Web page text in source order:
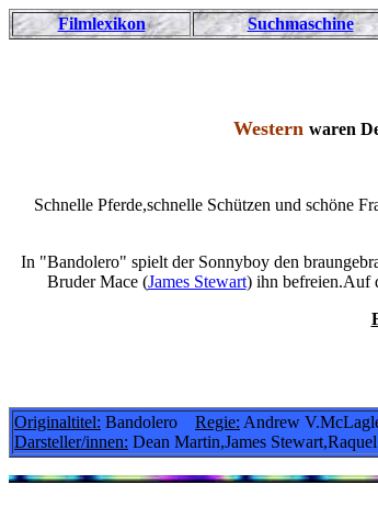
Filmlexikon Suchmaschine
Western waren
Schnelle Pferde,schnelle Schützen und schöne
In "Bandolero" spielt der Sonnyboy den
Bruder Mace (James Stewart) ihn befreien.Auf
Originaltitel: Bandolero Regie: Andrew
Darsteller/innen: Dean Martin,James